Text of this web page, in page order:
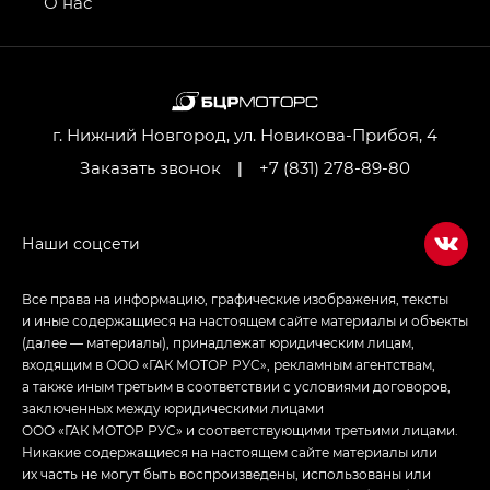
Джи Ти — GT, Джи Икс — GX,
Джи Икс ПРЕМИУМ — GX PREMIUM, ЛАУНЖ —
LOUNGE
Empow — Эмпау (Empow) в комплектации
г. Нижний Новгород, ул. Новикова-Прибоя, 4
Заказать звонок
| +7 (831) 278-89-80
Все права на информацию, графические изображения, тексты
и иные содержащиеся на настоящем сайте материалы и объекты
(далее — материалы), принадлежат юридическим лицам,
входящим в ООО «ГАК МОТОР РУС», рекламным агентствам,
а также иным третьим в соответствии с условиями договоров,
заключенных между юридическими лицами
ООО «ГАК МОТОР РУС» и соответствующими третьими лицами.
Никакие содержащиеся на настоящем сайте материалы или
их часть не могут быть воспроизведены, использованы или